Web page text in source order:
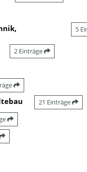
5
2 Einträge
21 Einträge